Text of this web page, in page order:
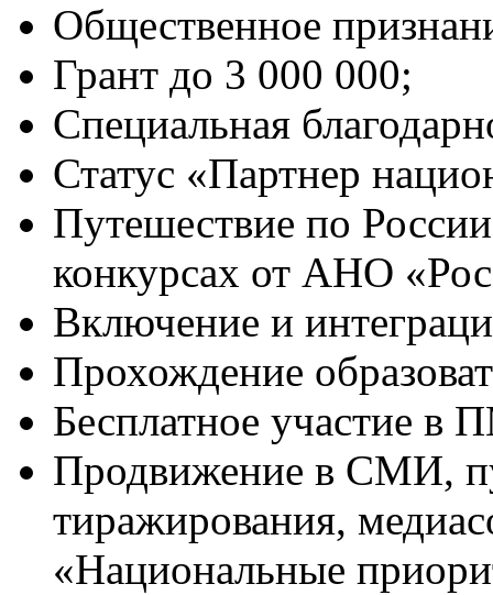
Общественное
Грант до 3 000 000;
Специальная
Статус «Партнер
Путешествие по
конкурсах от АНО
Включение и
Прохождение
Бесплатное участие
Продвижение в СМИ,
тиражирования,
«Национальные